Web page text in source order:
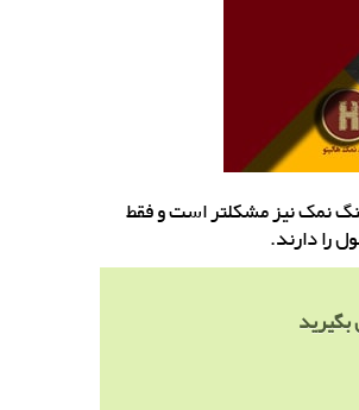
نمک نیز مشکلتر است و فقط
را دارند.